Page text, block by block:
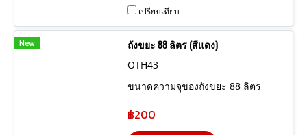
เปรียบเทียบ
New
ถังขยะ 88 ลิตร (สีแดง)
OTH43
ขนาดความจุของถังขยะ 88 ลิตร
฿200